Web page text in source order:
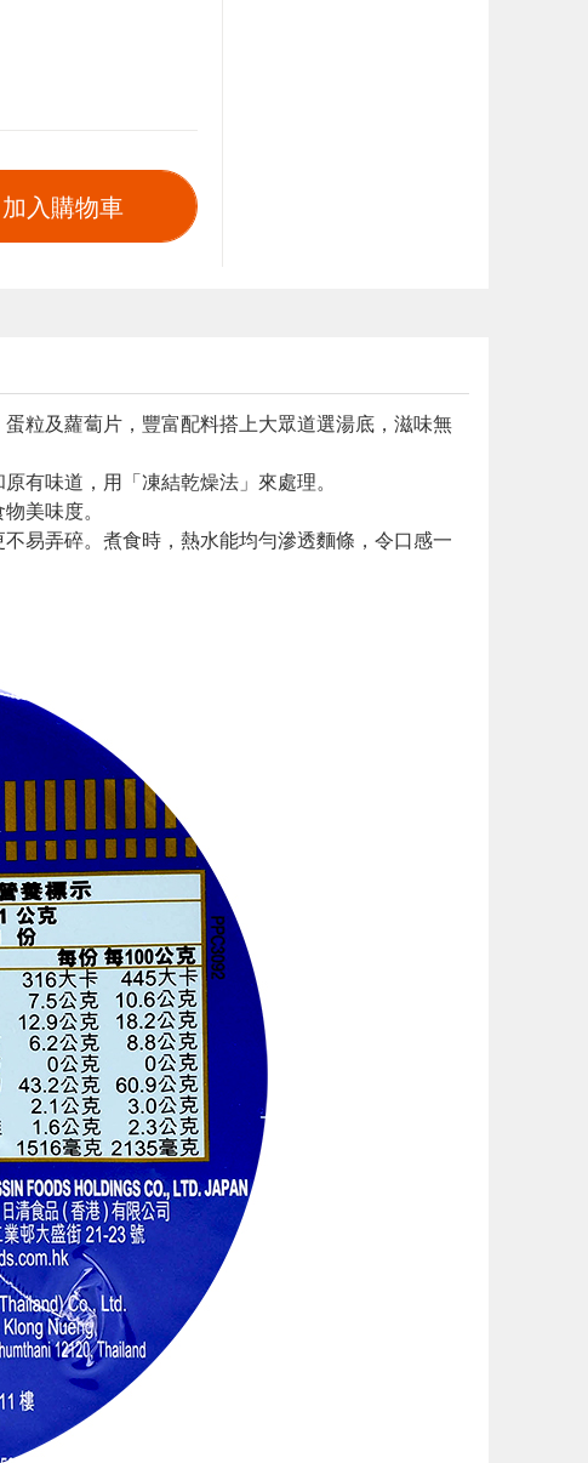
加入購物車
粒及蘿蔔片，豐富配料搭上大眾道選湯底，滋味無
有味道，用「凍結乾燥法」來處理。
美味度。
易弄碎。煮食時，熱水能均勻滲透麵條，令口感一